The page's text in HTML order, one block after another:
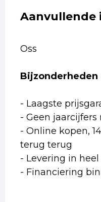
Aanvullende
Oss
Bijzonderheden
- Laagste
- Geen jaarcijfers
- Online kopen,
terug terug
- Levering in
- Financiering